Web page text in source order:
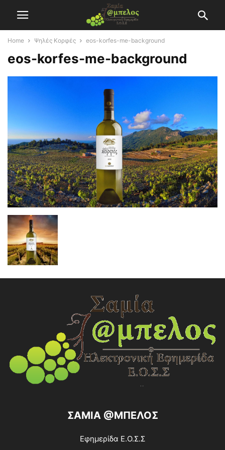
Home Ψηλές Κορφές eos-korfes-me-background
eos-korfes-me-background
ΣΑΜΙΑ @ΜΠΕΛΟΣ
Εφημερίδα Ε.Ο.Σ.Σ